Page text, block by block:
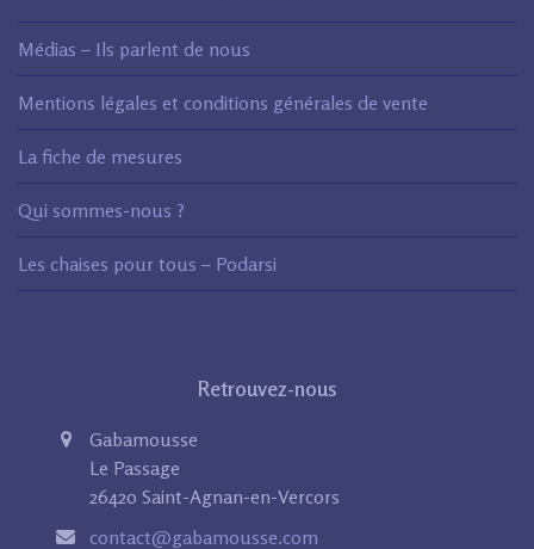
Médias – Ils parlent de nous
Mentions légales et conditions générales de vente
La fiche de mesures
Qui sommes-nous ?
Les chaises pour tous – Podarsi
Retrouvez-nous
Gabamousse
Le Passage
26420 Saint-Agnan-en-Vercors
contact@gabamousse.com